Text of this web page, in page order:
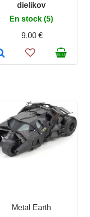
dielikov
En stock (5)
9,00 €
Metal Earth